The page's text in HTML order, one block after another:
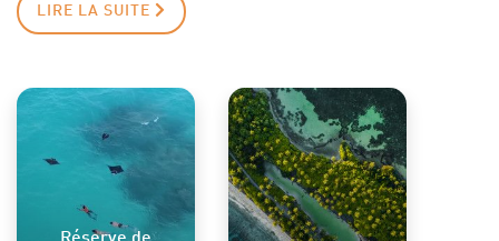
LIRE LA SUITE